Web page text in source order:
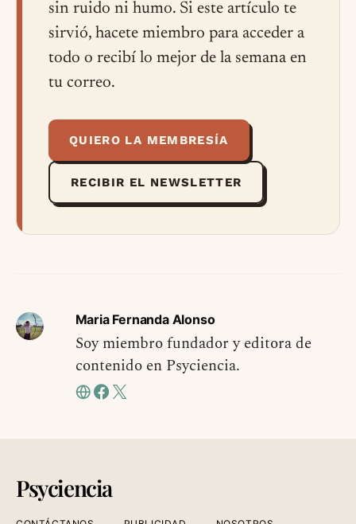
sin ruido ni humo. Si este artículo te
sirvió, hacete miembro para acceder a
todo o recibí lo mejor de la semana en
tu correo.
QUIERO LA MEMBRESÍA
RECIBIR EL NEWSLETTER
Maria Fernanda Alonso
Soy miembro fundador y editora de
contenido en Psyciencia.
Psyciencia